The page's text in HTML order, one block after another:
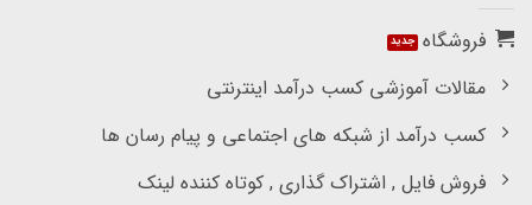
فروشگاه
مقالات آموزشی کسب درآمد اینترنتی
کسب درآمد از شبکه های اجتماعی و پیام رسان ها
فروش فایل , اشتراک گذاری , کوتاه کننده لینک